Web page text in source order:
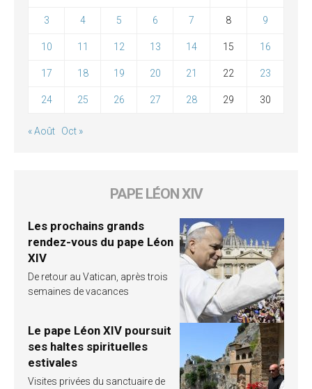
3 4 5 6 7 8 9
10 11 12 13 14 15 16
17 18 19 20 21 22 23
24 25 26 27 28 29 30
« Août Oct »
PAPE LÉON XIV
Les prochains grands
rendez-vous du pape Léon
XIV
De retour au Vatican, après trois
semaines de vacances
Le pape Léon XIV poursuit
ses haltes spirituelles
estivales
Visites privées du sanctuaire de